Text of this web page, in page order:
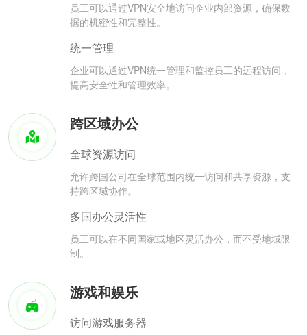
员工可以通过VPN安全地访问企业内部资源，确保数
据的机密性和完整性。
统一管理
企业可以通过VPN统一管理和监控员工的远程访问，
提高安全性和管理效率。
跨区域办公
全球资源访问
允许跨国公司在全球范围内统一访问和共享资源，支
持跨区域协作。
多国办公灵活性
员工可以在不同国家或地区灵活办公，而不受地域限
制。
游戏和娱乐
访问游戏服务器